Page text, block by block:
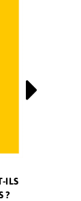
ILS
?